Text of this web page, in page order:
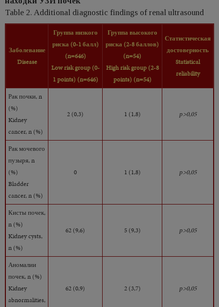
Table 2. Additional diagnostic findings of renal ultrasound
Заболевание
Disease
Группа низкого
риска (0-1балл)
(n=646)
Low risk group (0-
1 points) (n=646)
Группа высокого
риска (2-8баллов)
(n=54)
High risk group (2-8
points) (n=54)
Статистическая
достоверность
Statistical
reliability
Рак почки, n
(%)
Kidney
cancer, n (%)
2 (0,3) 1 (1,8) р>0,05
Рак мочевого
пузыря, n
(%)
Bladder
cancer, n (%)
0 1 (1,8) р>0,05
Кисты почек,
n (%)
Kidney cysts,
n (%)
62 (9,6) 5 (9,3) р>0,05
Аномалии
почек, n (%)
Kidney
abnormalities,
62 (0,9) 2 (3,7) р>0,05